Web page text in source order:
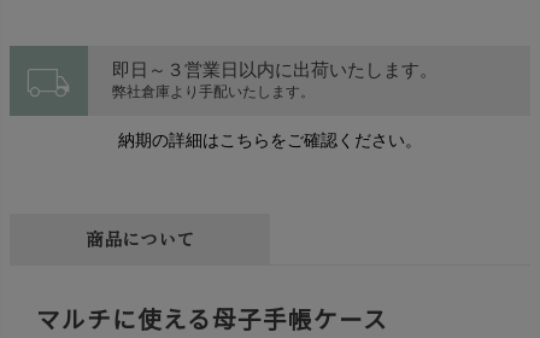
local_shipping 即日～３営業日以内に出荷いたします。
弊社倉庫より手配いたします。
納期の詳細はこちらをご確認ください。
商品について
マルチに使える母子手帳ケース